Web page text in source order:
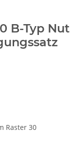
B-Typ Nut
Raster 30